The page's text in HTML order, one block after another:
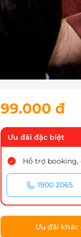
99.000 đ
Ưu đãi đặc biệt
Hỗ trợ booking,
1900 2065
Ưu đãi khác